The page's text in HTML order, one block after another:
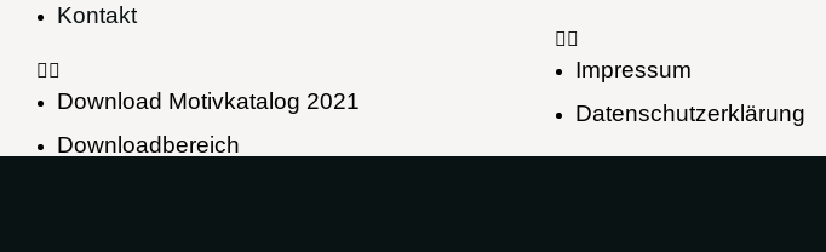
Kontakt
Download Motivkatalog 2021
Downloadbereich
Impressum
Datenschutzerklärung